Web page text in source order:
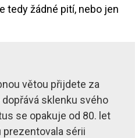
tedy žádné pití, nebo jen
větou přijdete za
sklenku svého
se opakuje od 80. let
sérii